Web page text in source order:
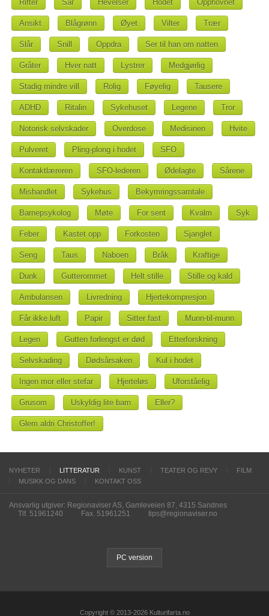
Rifter Sår Hevelser Hodet Opphovnet
Ansikt Blågrønn Øyet Vilter Trær
Slår Snill Oppdra Ser til han om natten
Gråter Hver natt Lystrer Medgjørlig
Stadig mindre vill Rolig Føyelig Tausere
ADHD Ritalin Sykehuset Legene Tror
Notorisk selvskader Overdose Medisinen Hvite
Pulveret Pling-plong i hodet SFO
Kontaktlæreren SFO-lederen Ødelagte Sårene
Mishandlet Sykehus Bekymringssamtale
Barnepsykolog Møte For sent Kvalm Syk
Feber Kastet opp Forkosten Sjanglet
Seng Taus Naboen Bråk Kraftige
Dunk Gutterommet Helt stille Stille og kald
Ambulansen Livredning Hjertekompresjon
Får ikke luft Papir Sitter fast Munn-til-munn
Legen Gutten forlengst er død Etterforskning
Selvskading Dødsårsaken Kul i hodet
Ingen mor eller stefar Hjerteløs Uforståelig
Grusom Uskyldig lite barn Eller?
Glem aldri Christoffer!
NYHETER LITTERATUR KUNST TEATER OG REVY
FILM
MUSIKK OG DANS
KONTAKT OSS
Ansvarlig utgiver: Regionaviser AS, Gamleveien 87, 4315 Sandnes
Tlf. 51961240
Fax. 51961251 tips@regionaviser.no
PC version
Copyright © 2013-2026 Kulturifarta.no